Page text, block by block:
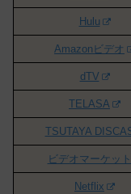
Hulu
Amazonビデオ
dTV
TELASA
TSUTAYA
ビデオマーケット
Netflix